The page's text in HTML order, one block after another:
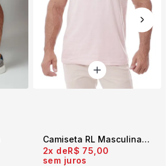
Camiseta RL Masculina Slim Fit Rosa Baby
2x
R$ 75,00
sem juros